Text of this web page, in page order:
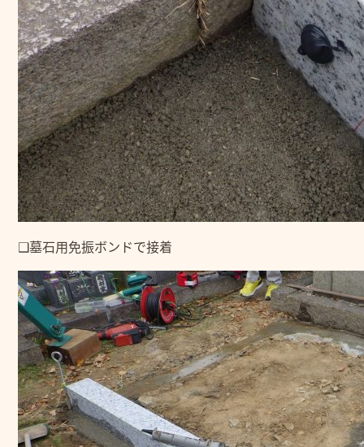
❑墓石用免振ボンドで接着